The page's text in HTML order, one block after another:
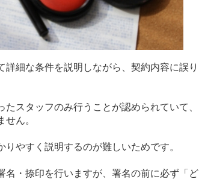
細な条件を説明しながら、契約内容に誤り
スタッフのみ行うことが認められていて、
ん。
やすく説明するのが難しいためです。
名・捺印を行いますが、署名の前に必ず「ど